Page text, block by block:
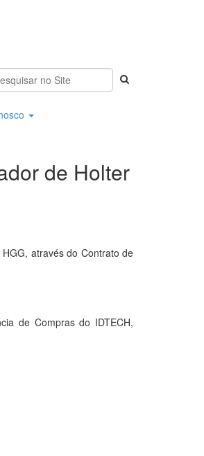
de Holter
através do Contrato de
de Compras do IDTECH,